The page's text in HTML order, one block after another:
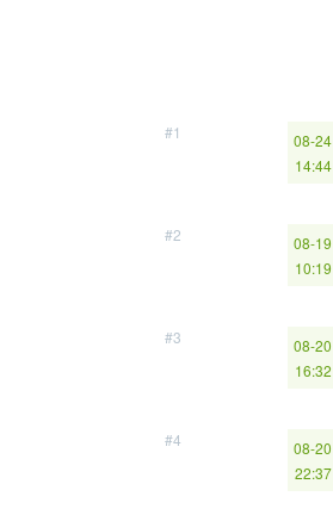
#1
08-24
14:44
#2
08-19
10:19
#3
08-20
16:32
#4
08-20
22:37